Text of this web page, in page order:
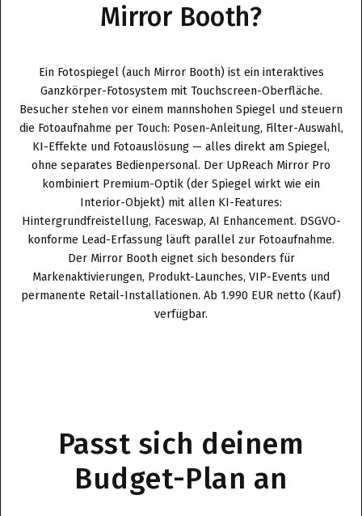
Mirror Booth?
Ein Fotospiegel (auch Mirror Booth) ist ein interaktives
Ganzkörper-Fotosystem mit Touchscreen-Oberfläche.
Besucher stehen vor einem mannshohen Spiegel und steuern
die Fotoaufnahme per Touch: Posen-Anleitung, Filter-Auswahl,
KI-Effekte und Fotoauslösung — alles direkt am Spiegel,
ohne separates Bedienpersonal. Der UpReach Mirror Pro
kombiniert Premium-Optik (der Spiegel wirkt wie ein
Interior-Objekt) mit allen KI-Features:
Hintergrundfreistellung, Faceswap, AI Enhancement. DSGVO-
konforme Lead-Erfassung läuft parallel zur Fotoaufnahme.
Der Mirror Booth eignet sich besonders für
Markenaktivierungen, Produkt-Launches, VIP-Events und
permanente Retail-Installationen. Ab 1.990 EUR netto (Kauf)
verfügbar.
Passt sich deinem
Budget-Plan an